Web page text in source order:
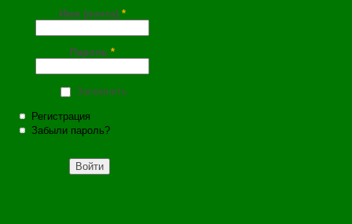
Имя (почта) *
Пароль *
Запомнить
Регистрация
Забыли пароль?